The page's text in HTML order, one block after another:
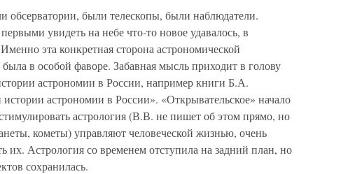
были телескопы, были наблюдатели.
увидеть на небе что-то новое удавалось, в
эта конкретная сторона астрономической
в особой фаворе. Забавная мысль приходит в голову
астрономии в России, например книги Б.А.
астрономии в России». «Открывательское» начало
астрология (В.В. не пишет об этом прямо, но
кометы) управляют человеческой жизнью, очень
их. Астрология со временем отступила на задний план, но
сохранилась.